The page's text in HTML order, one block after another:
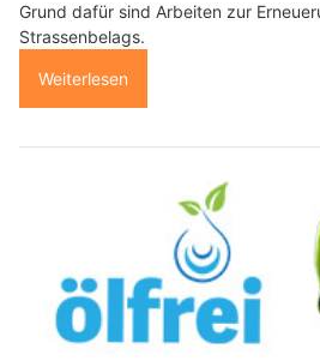
Grund dafür sind Arbeiten zur
Strassenbelags.
Weiterlesen